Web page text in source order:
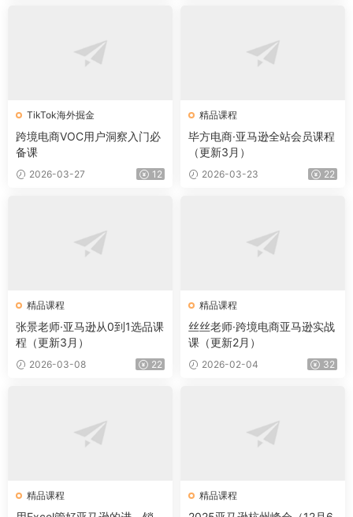
TikTok海外掘金
跨境电商VOC用户洞察入门必
备课
2026-03-27 12
精品课程
毕方电商·亚马逊全站会员课程
（更新3月）
2026-03-23 22
精品课程
张景老师·亚马逊从0到1选品课
程（更新3月）
2026-03-08 22
精品课程
丝丝老师·跨境电商亚马逊实战
课（更新2月）
2026-02-04 32
精品课程 精品课程